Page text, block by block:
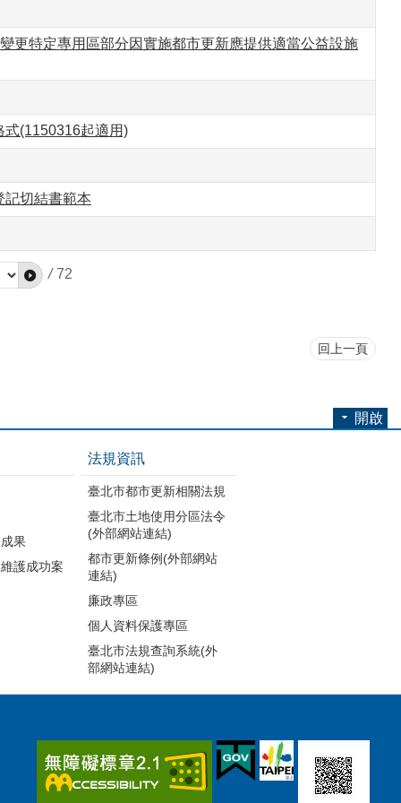
更特定專用區部分因實施都市更新應提供適當公益設施
式(1150316起適用)
記切結書範本
/ 72
回上一頁
開啟
果
護成功案
法規資訊
臺北市都市更新相關法規
臺北市土地使用分區法令
(外部網站連結)
都市更新條例(外部網站
連結)
廉政專區
個人資料保護專區
臺北市法規查詢系統(外
部網站連結)